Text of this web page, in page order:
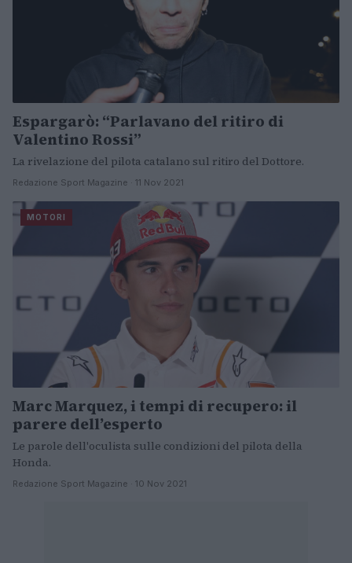
Espargarò: “Parlavano del ritiro di
Valentino Rossi”
La rivelazione del pilota catalano sul ritiro del Dottore.
Redazione Sport Magazine · 11 Nov 2021
MOTORI
Marc Marquez, i tempi di recupero: il
parere dell’esperto
Le parole dell'oculista sulle condizioni del pilota della
Honda.
Redazione Sport Magazine · 10 Nov 2021